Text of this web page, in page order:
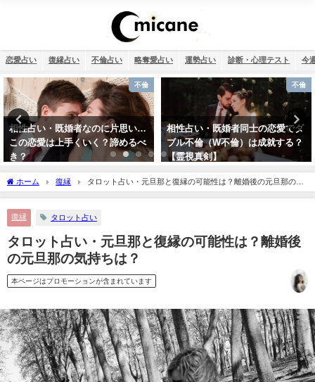
恋愛占い 復縁占い 不倫占い 略奪愛占い 運勢占い 診断・心理テスト 今
思い…
めるべ
相性占い・既婚者同士の恋愛でダ
ブル不倫（W不倫）は成就する？
【霊視真剣】
干支占い2026年（令和8
二支＋60種類（60干支）
性格・相性を無料紹介】
ホーム 復縁
タロット占い・元旦那と復縁の可能性は？離婚後の元旦那の気
持ちは？
復縁 タロット占い
タロット占い・元旦那と復縁の可能性は？離婚後
の元旦那の気持ちは？
本ページはプロモーションが含まれています